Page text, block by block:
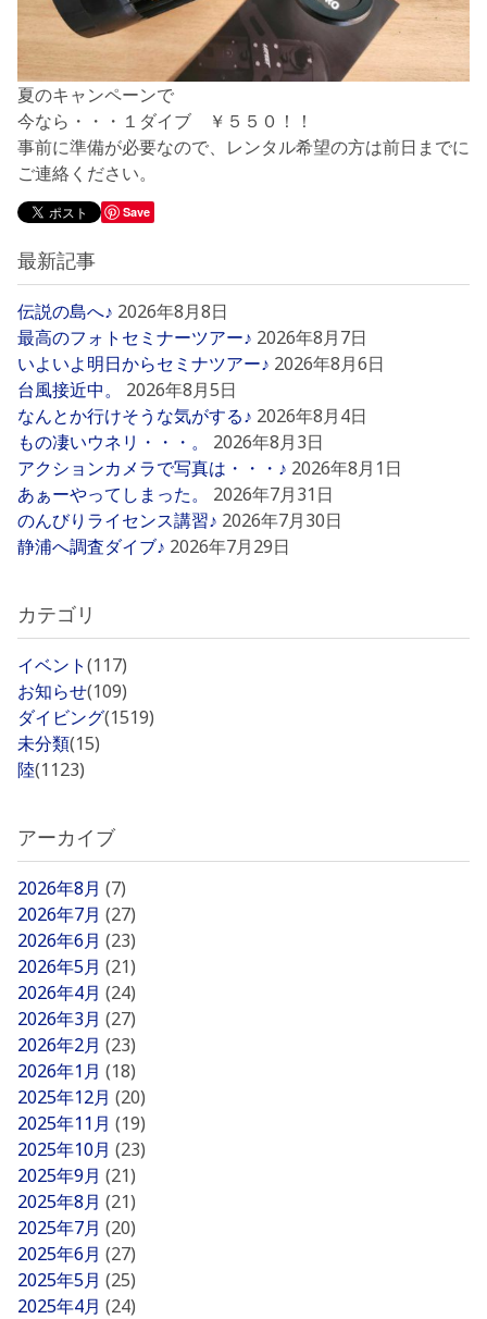
夏のキャンペーンで
今なら・・・１ダイブ ￥５５０！！
事前に準備が必要なので、レンタル希望の方は前日までに
ご連絡ください。
Save
最新記事
伝説の島へ♪ 2026年8月8日
最高のフォトセミナーツアー♪ 2026年8月7日
いよいよ明日からセミナツアー♪ 2026年8月6日
台風接近中。
2026年8月5日
なんとか行けそうな気がする♪ 2026年8月4日
もの凄いウネリ・・・。
2026年8月3日
アクションカメラで写真は・・・♪ 2026年8月1日
あぁーやってしまった。
2026年7月31日
のんびりライセンス講習♪ 2026年7月30日
静浦へ調査ダイブ♪ 2026年7月29日
カテゴリ
イベント(117)
お知らせ(109)
ダイビング(1519)
未分類(15)
陸(1123)
アーカイブ
2026年8月 (7)
2026年7月 (27)
2026年6月 (23)
2026年5月 (21)
2026年4月 (24)
2026年3月 (27)
2026年2月 (23)
2026年1月 (18)
2025年12月 (20)
2025年11月 (19)
2025年10月 (23)
2025年9月 (21)
2025年8月 (21)
2025年7月 (20)
2025年6月 (27)
2025年5月 (25)
2025年4月 (24)